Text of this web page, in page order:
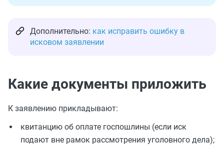
Дополнительно: как исправить ошибку в
исковом заявлении
Какие документы приложить
К заявлению прикладывают:
квитанцию об оплате госпошлины (если иск
подают вне рамок рассмотрения уголовного дела);